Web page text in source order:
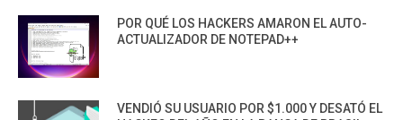
POR QUÉ LOS HACKERS AMARON EL AUTO-
ACTUALIZADOR DE NOTEPAD++
VENDIÓ SU USUARIO POR $1.000 Y DESATÓ EL